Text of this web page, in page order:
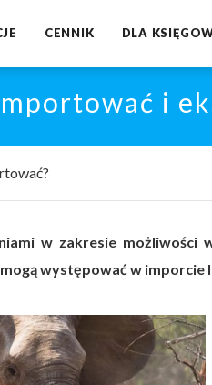
CENNIK DLA
i
w zakresie możliwości
występować w imporcie